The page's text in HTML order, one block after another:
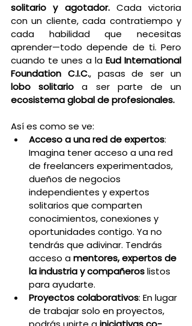
solitario y agotador. Cada victoria
con un cliente, cada contratiempo y
cada habilidad que necesitas
aprender—todo depende de ti. Pero
cuando te unes a la Eud International
Foundation C.I.C.
lobo solitario
ecosistema global de profesionales.
Así es como se ve:
Acceso a una red de expertos:
Imagina tener acceso a una red
de freelancers experimentados,
dueños de negocios
independientes y expertos
solitarios que comparten
conocimientos, conexiones y
oportunidades contigo. Ya no
tendrás que adivinar. Tendrás
acceso a mentores, expertos de
la industria y compañeros listos
para ayudarte.
Proyectos colaborativos: En lugar
de trabajar solo en proyectos,